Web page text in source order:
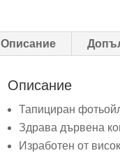
Описание
Описание
Тапициран
Здрава дървена
Изработен от